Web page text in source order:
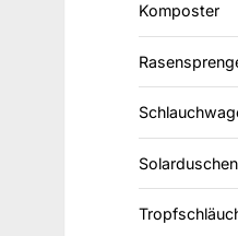
Komposter
Solarduschen